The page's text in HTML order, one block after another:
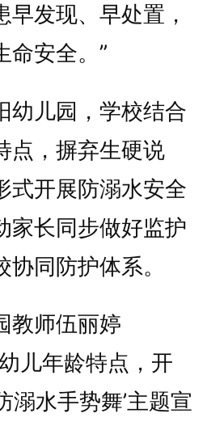
发现、早处置，
命安全。”
儿园，学校结合
点，摒弃生硬说
式开展防溺水安全
家长同步做好监护
同防护体系。
师伍丽婷
儿年龄特点，开
溺水手势舞’主题宣